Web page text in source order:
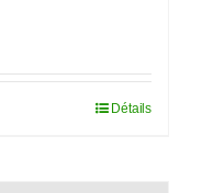
Détails